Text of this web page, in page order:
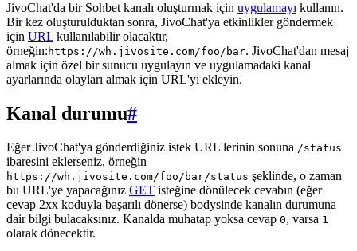
JivoChat'da bir Sohbet kanalı oluşturmak için uygulamayı kullanın.
Bir kez oluşturulduktan sonra, JivoChat'ya etkinlikler göndermek
için URL kullanılabilir olacaktır,
örneğin: https://wh.jivosite.com/foo/bar. JivoChat'dan mesaj
almak için özel bir sunucu uygulayın ve uygulamadaki kanal
ayarlarında olayları almak için URL'yi ekleyin.
Kanal durumu#
Eğer JivoChat'ya gönderdiğiniz istek URL'lerinin sonuna /status
ibaresini eklerseniz, örneğin
https://wh.jivosite.com/foo/bar/status şeklinde, o zaman
bu URL'ye yapacağınız GET isteğine dönülecek cevabın (eğer
cevap 2xx koduyla başarılı dönerse) bodysinde kanalın durumuna
dair bilgi bulacaksınız. Kanalda muhatap yoksa cevap 0, varsa 1
olarak dönecektir.